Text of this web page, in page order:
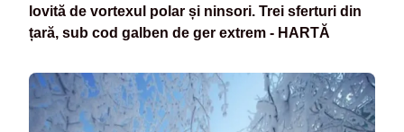
lovită de vortexul polar și ninsori. Trei sferturi din
țară, sub cod galben de ger extrem - HARTĂ